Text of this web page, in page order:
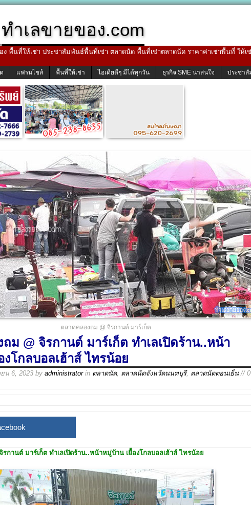
ทำเลขายของ.com
ง พื้นที่ให้เช่า ประชาสัมพันธ์พื้นที่เช่า ตลาดนัด พื้นที่เช่าตลาดนัด ราคาค่าเช่าพื้นที่ ให้
แฟรนไชส์ พื้นที่ให้เช่า ไอเดียดีๆ มีได้ทุกวัน ธุรกิจ SME น่าสนใจ ประชา
ตลาดคลองถม @ จิรกานต์ มาร์เก็ต
ม @ จิรกานต์ มาร์เก็ต ทำเลเปิดร้าน..หน้า
งโกลบอลเฮ้าส์​ ไทรน้อย
น 6, 2023 by administratorin ตลาดนัด, ตลาดนัดจังหวัดนนทบุรี, ตลาดนัดตอนเย็น // 0
รกานต์ มาร์เก็ต ทำเลเปิดร้าน..หน้าหมู่บ้าน เยื้องโกลบอลเฮ้าส์​ ไทรน้อย